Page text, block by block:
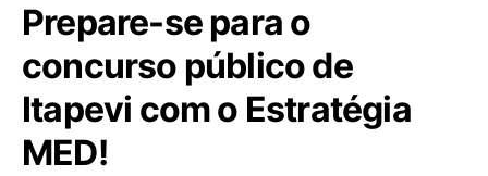
Prepare-se para o
concurso público de
Itapevi com o Estratégia
MED!